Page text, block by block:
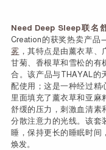
Need Deep Sleep联名
Creation的获奖热卖产品
雾 ，其特点是由薰衣草
甘菊、香根草和雪松的有
合。该产品与THAYAL的
配使用；这是一种经过精
里面填充了薰衣草和亚麻
舒缓的压力，刺激血清素
分散注意力的光线。该套
睡，保持更长的睡眠时间
焕发。